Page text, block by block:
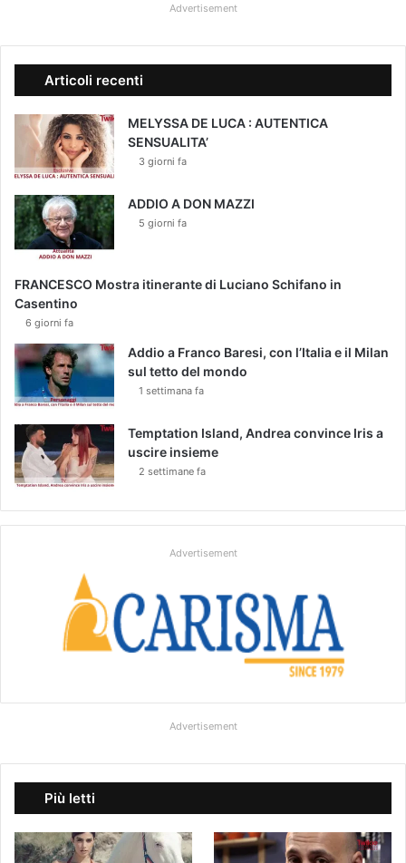
Advertisement
Articoli recenti
MELYSSA DE LUCA : AUTENTICA
SENSUALITA’
3 giorni fa
ADDIO A DON MAZZI
5 giorni fa
FRANCESCO Mostra itinerante di Luciano Schifano in
Casentino
6 giorni fa
Addio a Franco Baresi, con l’Italia e il Milan
sul tetto del mondo
1 settimana fa
Temptation Island, Andrea convince Iris a
uscire insieme
2 settimane fa
Advertisement
Advertisement
Più letti